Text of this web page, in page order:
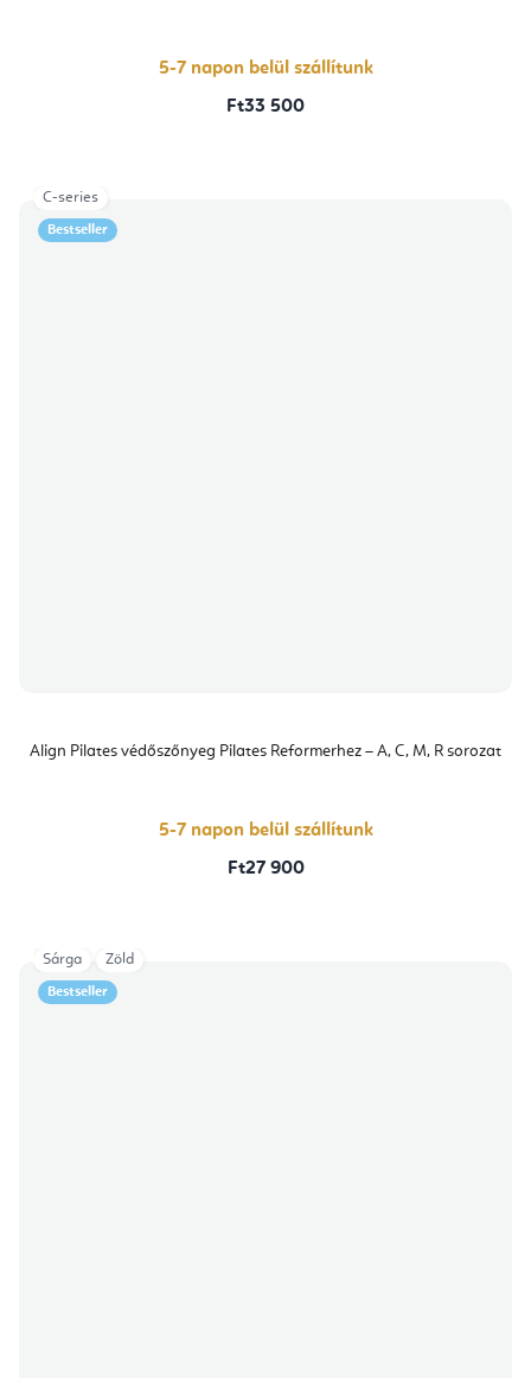
5-7 napon belül szállítunk
Ft33 500
Bestseller
Align Pilates védőszőnyeg Pilates Reformerhez – A, C, M, R sorozat
5-7 napon belül szállítunk
Ft27 900
C-series
Bestseller
Sárga Zöld